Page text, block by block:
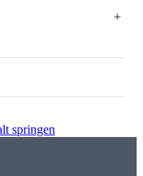
springen